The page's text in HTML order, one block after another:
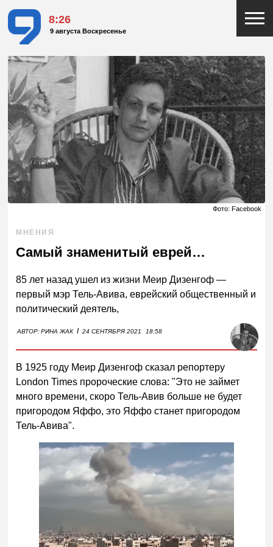
8:26
9 августа Воскресенье
Фото: Facebook
МНЕНИЯ
Самый знаменитый еврей…
85 лет назад ушел из жизни Меир Дизенгоф —
первый мэр Тель-Авива, еврейский общественный и
политический деятель,
АВТОР:РИНА ЖАК I 24 СЕНТЯБРЯ 2021 18:58
В 1925 году Меир Дизенгоф сказал репортеру
London Times пророческие слова: "Это не займет
много времени, скоро Тель-Авив больше не будет
пригородом Яффо, это Яффо станет пригородом
Тель-Авива".